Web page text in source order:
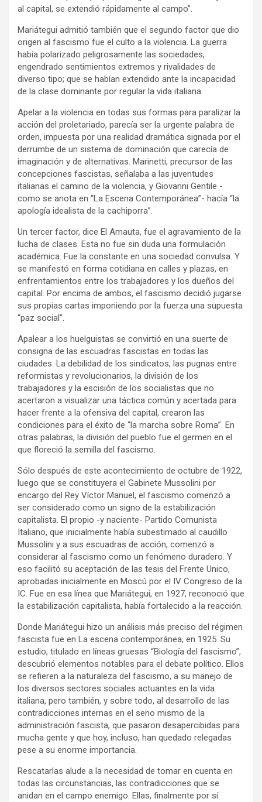
al capital, se extendió rápidamente al campo”.
Mariátegui admitió también que el segundo factor que dio
origen al fascismo fue el culto a la violencia. La guerra
había polarizado peligrosamente las sociedades,
engendrado sentimientos extremos y rivalidades de
diverso tipo; que se habían extendido ante la incapacidad
de la clase dominante por regular la vida italiana.
Apelar a la violencia en todas sus formas para paralizar la
acción del proletariado, parecía ser la urgente palabra de
orden, impuesta por una realidad dramática signada por el
derrumbe de un sistema de dominación que carecía de
imaginación y de alternativas. Marinetti, precursor de las
concepciones fascistas, señalaba a las juventudes
italianas el camino de la violencia, y Giovanni Gentile -
como se anota en “La Escena Contemporánea”- hacía “la
apología idealista de la cachiporra”.
Un tercer factor, dice El Amauta, fue el agravamiento de la
lucha de clases. Esta no fue sin duda una formulación
académica. Fue la constante en una sociedad convulsa. Y
se manifestó en forma cotidiana en calles y plazas, en
enfrentamientos entre los trabajadores y los dueños del
capital. Por encima de ambos, el fascismo decidió jugarse
sus propias cartas imponiendo por la fuerza una supuesta
“paz social”.
Apalear a los huelguistas se convirtió en una suerte de
consigna de las escuadras fascistas en todas las
ciudades. La debilidad de los sindicatos, las pugnas entre
reformistas y revolucionarios, la división de los
trabajadores y la escisión de los socialistas que no
acertaron a visualizar una táctica común y acertada para
hacer frente a la ofensiva del capital, crearon las
condiciones para el éxito de “la marcha sobre Roma”. En
otras palabras, la división del pueblo fue el germen en el
que floreció la semilla del fascismo.
Sólo después de este acontecimiento de octubre de 1922,
luego que se constituyera el Gabinete Mussolini por
encargo del Rey Víctor Manuel, el fascismo comenzó a
ser considerado como un signo de la estabilización
capitalista. El propio -y naciente- Partido Comunista
Italiano, que inicialmente había subestimado al caudillo
Mussolini y a sus escuadras de acción, comenzó a
considerar al fascismo como un fenómeno duradero. Y
eso facilitó su aceptación de las tesis del Frente Unico,
aprobadas inicialmente en Moscú por el IV Congreso de la
IC. Fue en esa línea que Mariátegui, en 1927, reconoció que
la estabilización capitalista, había fortalecido a la reacción.
Donde Mariátegui hizo un análisis más preciso del régimen
fascista fue en La escena contemporánea, en 1925. Su
estudio, titulado en líneas gruesas “Biología del fascismo”,
descubrió elementos notables para el debate político. Ellos
se refieren a la naturaleza del fascismo, a su manejo de
los diversos sectores sociales actuantes en la vida
italiana, pero también, y sobre todo, al desarrollo de las
contradicciones internas en el seno mismo de la
administración fascista, que pasaron desapercibidas para
mucha gente y que hoy, incluso, han quedado relegadas
pese a su enorme importancia.
Rescatarlas alude a la necesidad de tomar en cuenta en
todas las circunstancias, las contradicciones que se
anidan en el campo enemigo. Ellas, finalmente por sí